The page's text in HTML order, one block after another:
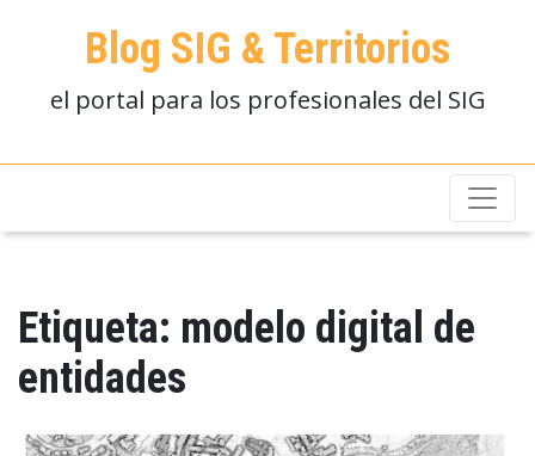
Blog SIG & Territorios
el portal para los profesionales del SIG
Etiqueta: modelo digital de
entidades